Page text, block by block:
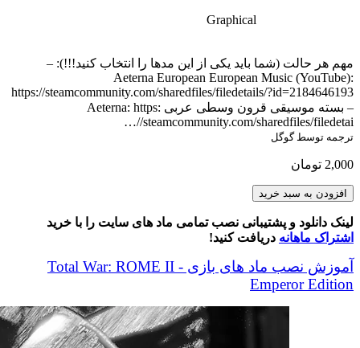
Graphical
مهم هر حالت (شما باید یکی از این مدها را انتخاب کنید!!!): –
Aeterna European European Music (YouTube):
https://steamcommunity.com/sharedfiles/filedetails/?id=2184646193
– بسته موسیقی قرون وسطی عربی Aeterna: https:
//steamcommunity.com/sharedfiles/filedetai…
ترجمه توسط گوگل
2,000 تومان
Aeterna
European
Medieval
Music
Pack
(New)
عدد
افزودن به سبد خرید
لینک دانلود و پشتیبانی نصب تمامی ماد های سایت را با خرید
اشتراک ماهانه دریافت کنید!
آموزش نصب ماد های بازی Total War: ROME II -
Emperor Edition